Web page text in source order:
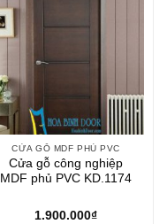
CỬA GỖ MDF PHỦ PVC
Cửa gỗ công nghiệp
MDF phủ PVC KD.1174
1.900.000₫